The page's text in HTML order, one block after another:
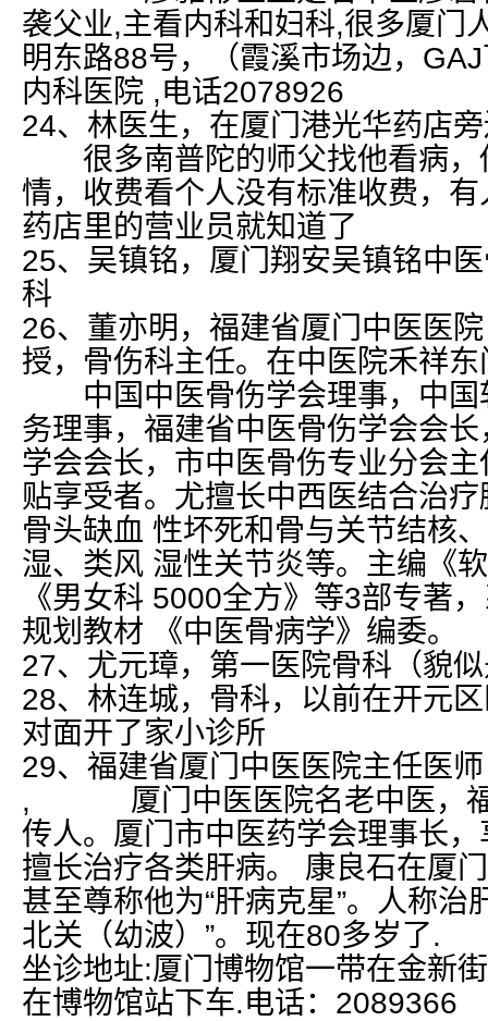
袭父业,主看内科和妇科,很多厦门
明东路88号，（霞溪市场边，
内科医院 ,电话2078926
24、林医生，在厦门港光华药店
很多南普陀的师父找他看病，
情，收费看个人没有标准收费，
药店里的营业员就知道了
25、吴镇铭，厦门翔安吴镇铭中
科
26、董亦明，福建省厦门中医医
授，骨伤科主任。在中医院禾祥
中国中医骨伤学会理事，中国
务理事，福建省中医骨伤学会会
学会会长，市中医骨伤专业分会
贴享受者。尤擅长中西医结合治
骨头缺血 性坏死和骨与关节结核
湿、类风 湿性关节炎等。主编《
《男女科 5000全方》等3部专著
规划教材 《中医骨病学》编委。
27、尤元璋，第一医院骨科（貌
28、林连城，骨科，以前在开元
对面开了家小诊所
29、福建省厦门中医医院主任医
, 厦门中医医院名老中医，福
传人。厦门市中医药学会理事长
擅长治疗各类肝病。 康良石在厦
甚至尊称他为“肝病克星”。人称治
北关（幼波）”。现在80多岁了.
坐诊地址:厦门博物馆一带在金新
在博物馆站下车.电话：2089366